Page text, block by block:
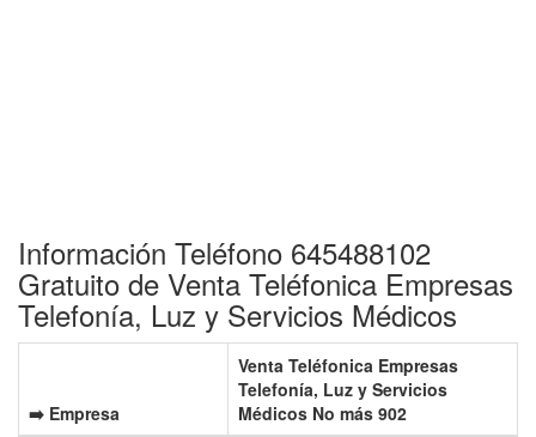
Información Teléfono 645488102
Gratuito de Venta Teléfonica Empresas
Telefonía, Luz y Servicios Médicos
➡️ Empresa
Venta Teléfonica Empresas
Telefonía, Luz y Servicios
Médicos No más 902